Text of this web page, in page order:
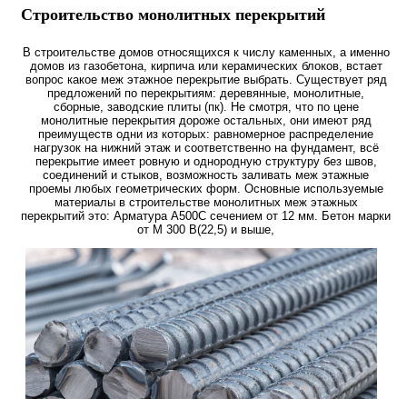
Строительство монолитных перекрытий
В строительстве домов относящихся к числу каменных, а именно
домов из газобетона, кирпича или керамических блоков, встает
вопрос какое меж этажное перекрытие выбрать. Существует ряд
предложений по перекрытиям: деревянные, монолитные,
сборные, заводские плиты (пк). Не смотря, что по цене
монолитные перекрытия дороже остальных, они имеют ряд
преимуществ одни из которых: равномерное распределение
нагрузок на нижний этаж и соответственно на фундамент, всё
перекрытие имеет ровную и однородную структуру без швов,
соединений и стыков, возможность заливать меж этажные
проемы любых геометрических форм. Основные используемые
материалы в строительстве монолитных меж этажных
перекрытий это: Арматура А500С сечением от 12 мм. Бетон марки
от М 300 В(22,5) и выше,